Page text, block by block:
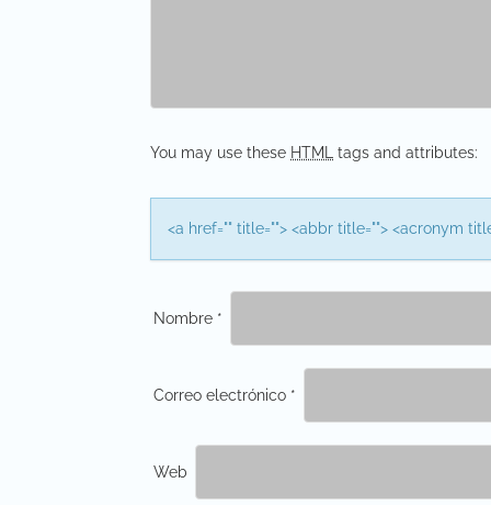
a
t
o
n
You may use these HTML tags and attributes:
<a href="" title=""> <abbr title=""> <acronym
Nombre *
Correo electrónico *
Web